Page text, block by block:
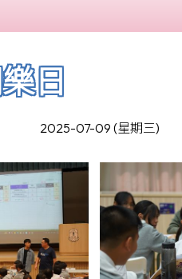
日
2025-07-09 (星期三)